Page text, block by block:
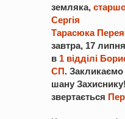
земляка,
Сергія
Тарасюка
завтра, 17
в 1 відділі
СП. Закликаємо
шану
звертається